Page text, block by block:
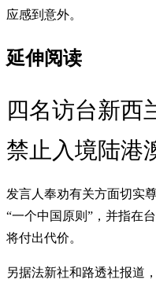
应感到意外。
延伸阅读
四名访台新西
禁止入境陆港
发言人奉劝有关方面切实
“一个中国原则”，并指在
将付出代价。
另据法新社和路透社报道